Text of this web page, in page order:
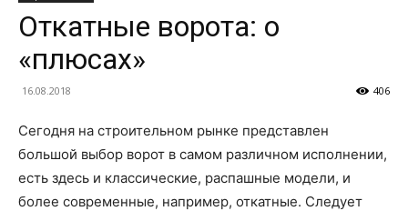
Откатные ворота: о
«плюсах»
16.08.2018 406
Сегодня на строительном рынке представлен
большой выбор ворот в самом различном исполнении,
есть здесь и классические, распашные модели, и
более современные, например, откатные. Следует